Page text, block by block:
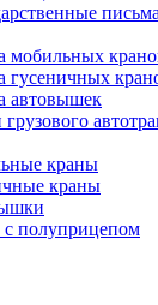
письма
мобильных
гусеничных
автовышек
грузового
краны
краны
с полуприцепом